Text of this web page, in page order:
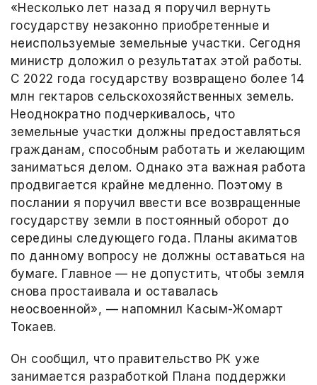
«Несколько лет назад я поручил вернуть
государству незаконно приобретенные и
неиспользуемые земельные участки. Сегодня
министр доложил о результатах этой работы.
С 2022 года государству возвращено более 14
млн гектаров сельскохозяйственных земель.
Неоднократно подчеркивалось, что
земельные участки должны предоставляться
гражданам, способным работать и желающим
заниматься делом. Однако эта важная работа
продвигается крайне медленно. Поэтому в
послании я поручил ввести все возвращенные
государству земли в постоянный оборот до
середины следующего года. Планы акиматов
по данному вопросу не должны оставаться на
бумаге. Главное — не допустить, чтобы земля
снова простаивала и оставалась
неосвоенной», — напомнил Касым-Жомарт
Токаев.
Он сообщил, что правительство РК уже
занимается разработкой Плана поддержки